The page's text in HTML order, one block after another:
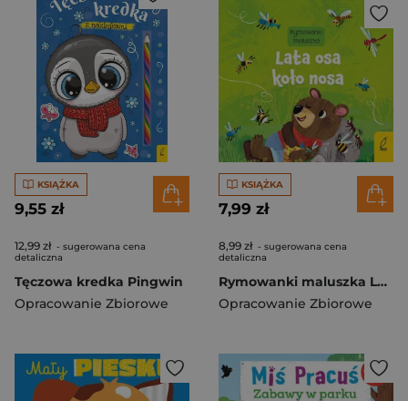
KSIĄŻKA
9,55 zł
12,99 zł - sugerowana cena
detaliczna
Tęczowa kredka Pingwin
Opracowanie Zbiorowe
KSIĄŻKA
7,99 zł
8,99 zł - sugerowana cena
detaliczna
Rymowanki maluszka Lata osa koło nosa
Opracowanie Zbiorowe